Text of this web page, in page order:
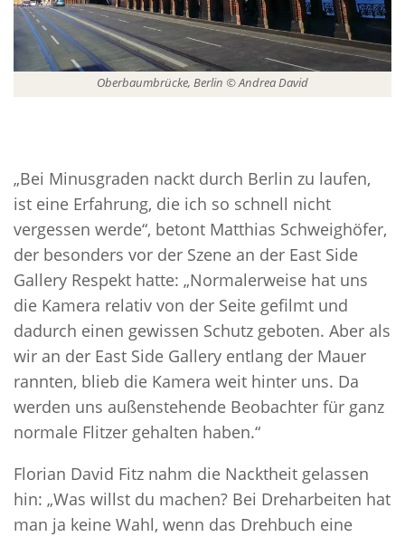
Oberbaumbrücke, Berlin © Andrea David
„Bei Minusgraden nackt durch Berlin zu laufen,
ist eine Erfahrung, die ich so schnell nicht
vergessen werde“, betont Matthias Schweighöfer,
der besonders vor der Szene an der East Side
Gallery Respekt hatte: „Normalerweise hat uns
die Kamera relativ von der Seite gefilmt und
dadurch einen gewissen Schutz geboten. Aber als
wir an der East Side Gallery entlang der Mauer
rannten, blieb die Kamera weit hinter uns. Da
werden uns außenstehende Beobachter für ganz
normale Flitzer gehalten haben.“
Florian David Fitz nahm die Nacktheit gelassen
hin: „Was willst du machen? Bei Dreharbeiten hat
man ja keine Wahl, wenn das Drehbuch eine